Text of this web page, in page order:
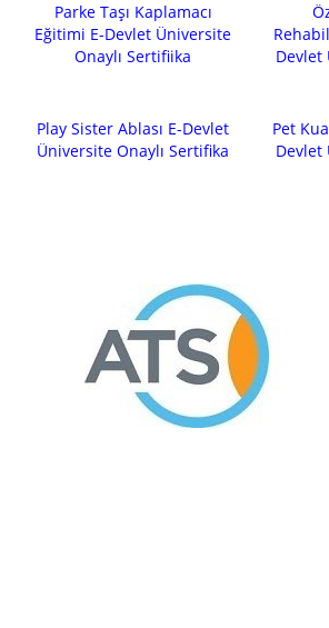
Parke Taşı Kaplamacı
Eğitimi E-Devlet Üniversite
Onaylı Sertifiika
Devlet
Play Sister Ablası E-Devlet
Üniversite Onaylı Sertifika
Pet
Devlet